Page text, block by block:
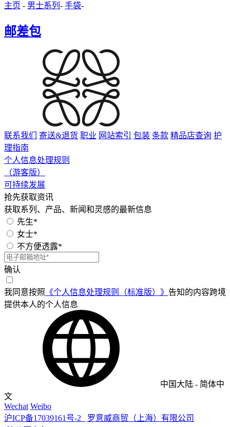
主页 - 男士系列 - 手袋-
邮差包
联系我们 寄送&退货 职业 网站索引 包装 条款 精品店查询 护
理指南
个人信息处理规则
（游客版）
可持续发展
抢先获取资讯
获取系列、产品、新闻和灵感的最新信息
先生*
女士*
不方便透露*
确认
我同意按照 《个人信息处理规则（标准版）》 告知的内容跨境
提供本人的个人信息
中国大陆 - 简体中
文
Wechat Weibo
沪ICP备17039161号-2
罗意威商贸（上海）有限公司